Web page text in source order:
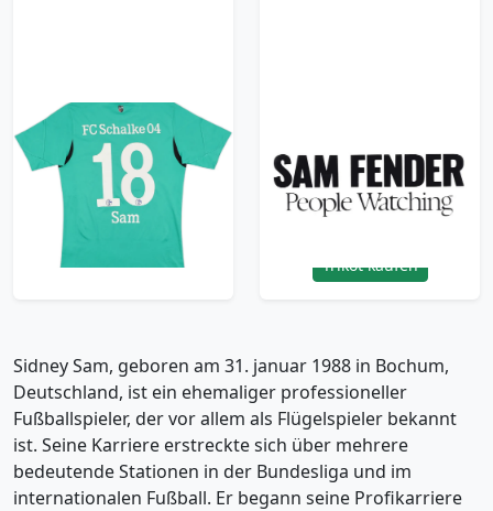
2013-15 Schalke Third
Shirt Sam #18 - 5/10 -
(XL.Boys)
23.99£ · ca. €28
Trikot kaufen
United Sam Fender
Reverse Player Issue
Sponsor
Trikot kaufen
Sidney Sam, geboren am 31. januar 1988 in Bochum,
Deutschland, ist ein ehemaliger professioneller
Fußballspieler, der vor allem als Flügelspieler bekannt
ist. Seine Karriere erstreckte sich über mehrere
bedeutende Stationen in der Bundesliga und im
internationalen Fußball. Er begann seine Profikarriere